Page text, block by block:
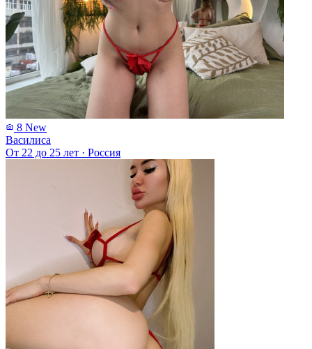
8 New
Василиса
От 22 до 25 лет · Россия